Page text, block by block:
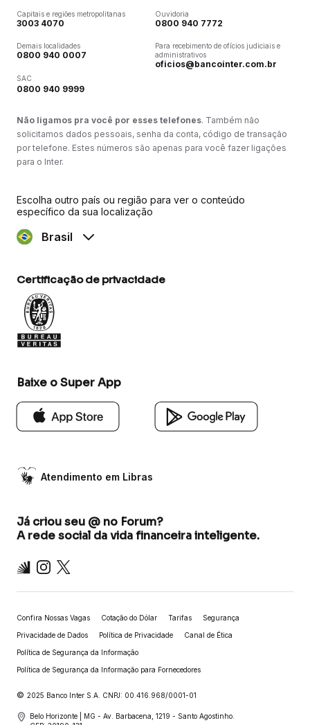
Capitais e regiões metropolitanas
3003 4070
Demais localidades
0800 940 0007
SAC
0800 940 9999
Ouvidoria
0800 940 7772
Para recebimento de ofícios judiciais e
administrativos
oficios@bancointer.com.br
Não ligamos pra você por esses telefones. Também não
solicitamos dados pessoais, senha da conta, código de transação
por telefone. Estes números são apenas para você fazer ligações
para o Inter.
Escolha outro país ou região para ver o conteúdo
específico da sua localização
Brasil
Certificação de privacidade
Baixe o Super App
Atendimento em Libras
Já criou seu @ no Forum?
A rede social da vida financeira inteligente.
Inter Instagram
X
Confira Nossas Vagas Cotação do Dólar Tarifas Segurança
Privacidade de Dados Política de Privacidade Canal de Ética
Política de Segurança da Informação
Política de Segurança da Informação para Fornecedores
© 2025 Banco Inter S.A. CNPJ: 00.416.968/0001-01
Belo Horizonte | MG - Av. Barbacena, 1219 - Santo Agostinho.